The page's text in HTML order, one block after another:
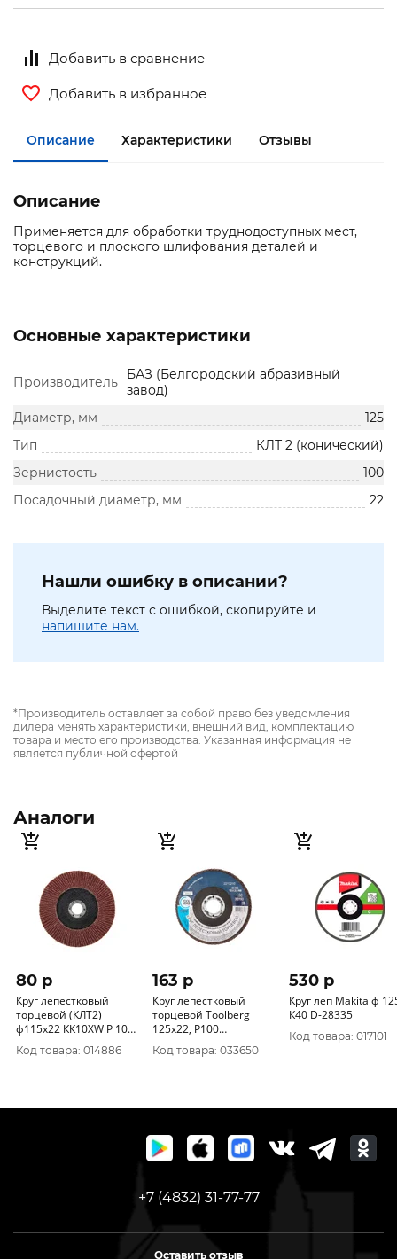
Добавить в сравнение
Добавить в избранное
Описание Характеристики Отзывы
Описание
Применяется для обработки труднодоступных мест,
торцевого и плоского шлифования деталей и
конструкций.
Основные характеристики
Производитель
БАЗ (Белгородский абразивный
завод)
Диаметр, мм
125
Тип
КЛТ 2 (конический)
Зернистость
100
Посадочный диаметр, мм
22
Нашли ошибку в описании?
Выделите текст с ошибкой, скопируйте и
напишите нам.
*Производитель оставляет за собой право без уведомления
дилера менять характеристики, внешний вид, комплектацию
товара и место его производства. Указанная информация не
является публичной офертой
Аналоги
80 p
Круг лепестковый
торцевой (КЛТ2)
ф115х22 КК10XW Р 100
960000012230 (уп.
10шт)
Код товара: 014886
163 p
Круг лепестковый
торцевой Toolberg
125х22, Р100
(алюминий) 2213210
Код товара: 033650
530 p
Круг леп Makita ф
К40 D-28335
Код товара: 017101
+7 (4832) 31-77-77
Оставить отзыв